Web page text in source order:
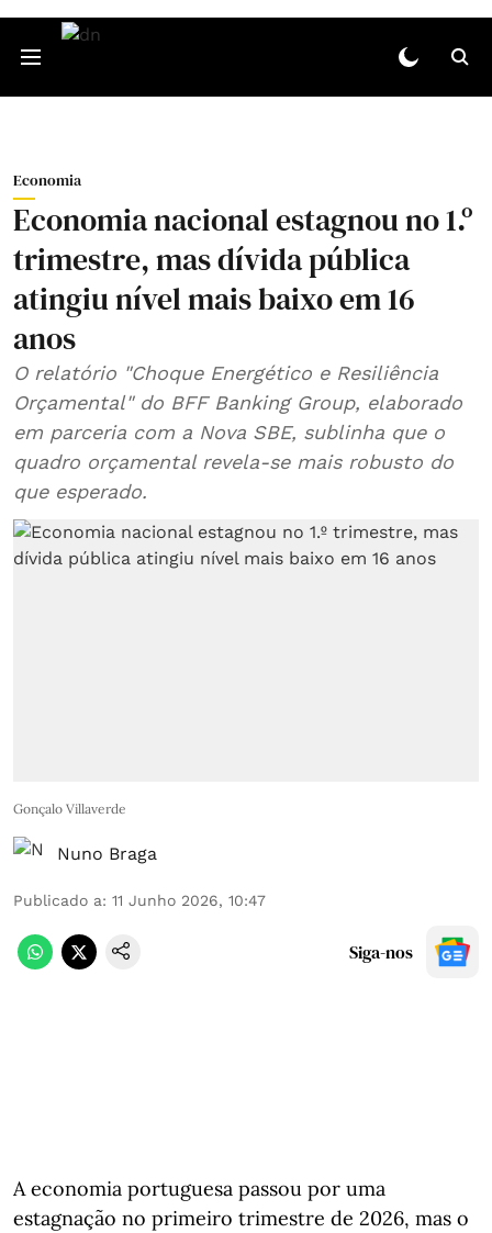
Economia
Economia nacional estagnou no 1.º
trimestre, mas dívida pública
atingiu nível mais baixo em 16
anos
O relatório "Choque Energético e Resiliência
Orçamental" do BFF Banking Group, elaborado
em parceria com a Nova SBE, sublinha que o
quadro orçamental revela‑se mais robusto do
que esperado.
Gonçalo Villaverde
Nuno Braga
Publicado a: 11 Junho 2026, 10:47
Siga-nos
A economia portuguesa passou por uma
estagnação no primeiro trimestre de 2026, mas o